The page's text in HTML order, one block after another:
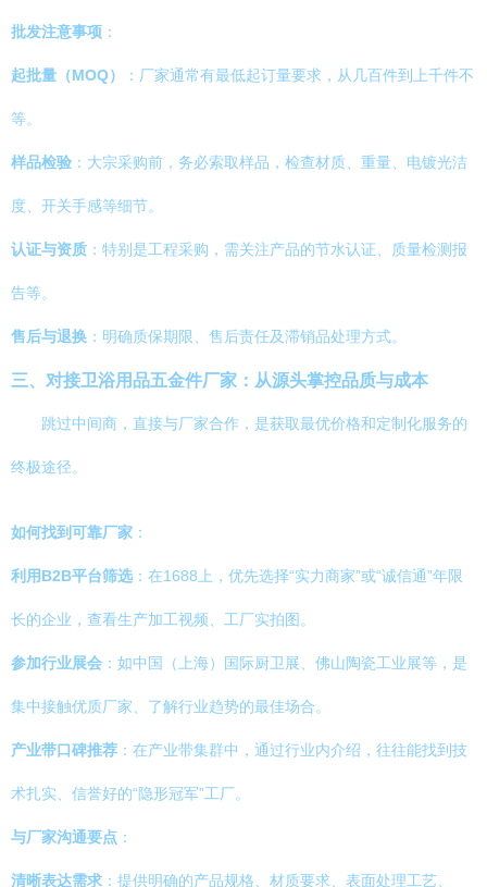
批发注意事项 ：
起批量（MOQ） ：厂家通常有最低起订量要求，从几百件到上千件不
等。
样品检验 ：大宗采购前，务必索取样品，检查材质、重量、电镀光洁
度、开关手感等细节。
认证与资质 ：特别是工程采购，需关注产品的节水认证、质量检测报
告等。
售后与退换 ：明确质保期限、售后责任及滞销品处理方式。
三、对接卫浴用品五金件厂家：从源头掌控品质与成本
跳过中间商，直接与厂家合作，是获取最优价格和定制化服务的
终极途径。
如何找到可靠厂家 ：
利用B2B平台筛选 ：在1688上，优先选择“实力商家”或“诚信通”年限
长的企业，查看生产加工视频、工厂实拍图。
参加行业展会 ：如中国（上海）国际厨卫展、佛山陶瓷工业展等，是
集中接触优质厂家、了解行业趋势的最佳场合。
产业带口碑推荐 ：在产业带集群中，通过行业内介绍，往往能找到技
术扎实、信誉好的“隐形冠军”工厂。
与厂家沟通要点 ：
清晰表达需求 ：提供明确的产品规格、材质要求、表面处理工艺、